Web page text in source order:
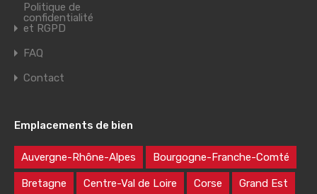
Politique de
confidentialité
et RGPD
FAQ
Contact
Emplacements de bien
Auvergne-Rhône-Alpes Bourgogne-Franche-Comté
Bretagne Centre-Val de Loire Corse Grand Est